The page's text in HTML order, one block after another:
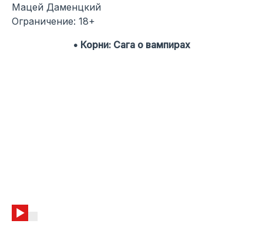
Мацей Даменцкий
Ограничение: 18+
• Корни: Сага о вампирах